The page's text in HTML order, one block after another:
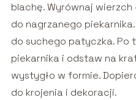
blachę. Wyrównaj wierzch
do nagrzanego
do suchego patyczka. Po
piekarnika i odstaw na
wystygło w formie.
do krojenia i dekoracji.